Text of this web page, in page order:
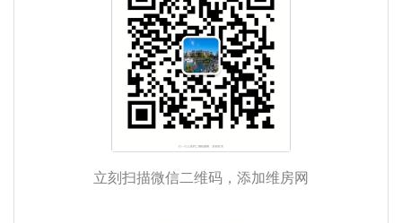
立刻扫描微信二维码，添加维房网